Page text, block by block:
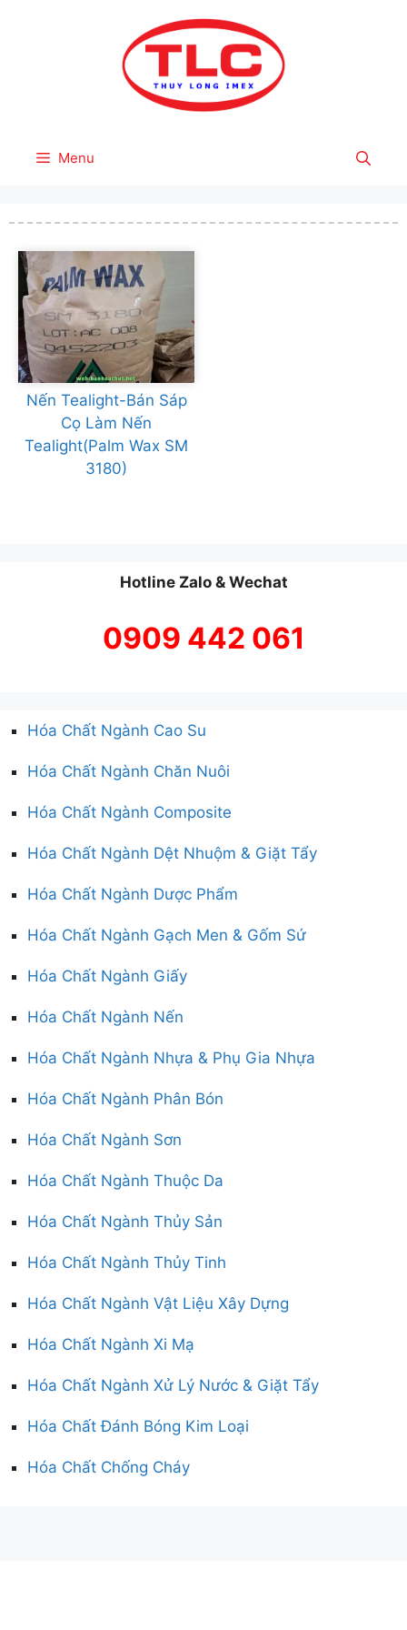
Menu
Nến Tealight-Bán Sáp
Cọ Làm Nến
Tealight(Palm Wax SM
3180)
Hotline Zalo & Wechat
0909 442 061
Hóa Chất Ngành Cao Su
Hóa Chất Ngành Chăn Nuôi
Hóa Chất Ngành Composite
Hóa Chất Ngành Dệt Nhuộm & Giặt Tẩy
Hóa Chất Ngành Dược Phẩm
Hóa Chất Ngành Gạch Men & Gốm Sứ
Hóa Chất Ngành Giấy
Hóa Chất Ngành Nến
Hóa Chất Ngành Nhựa & Phụ Gia Nhựa
Hóa Chất Ngành Phân Bón
Hóa Chất Ngành Sơn
Hóa Chất Ngành Thuộc Da
Hóa Chất Ngành Thủy Sản
Hóa Chất Ngành Thủy Tinh
Hóa Chất Ngành Vật Liệu Xây Dựng
Hóa Chất Ngành Xi Mạ
Hóa Chất Ngành Xử Lý Nước & Giặt Tẩy
Hóa Chất Đánh Bóng Kim Loại
Hóa Chất Chống Cháy